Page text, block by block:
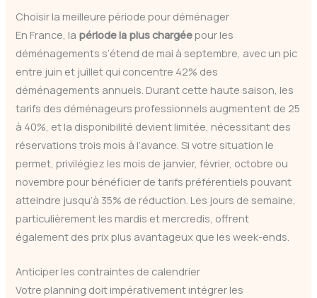
Choisir la meilleure période pour déménager
En France, la période la plus chargéepour les
déménagements s’étend de mai à septembre, avec un pic
entre juin et juillet qui concentre 42% des
déménagements annuels. Durant cette haute saison, les
tarifs des déménageurs professionnels augmentent de 25
à 40%, et la disponibilité devient limitée, nécessitant des
réservations trois mois à l’avance. Si votre situation le
permet, privilégiez les mois de janvier, février, octobre ou
novembre pour bénéficier de tarifs préférentiels pouvant
atteindre jusqu’à 35% de réduction. Les jours de semaine,
particulièrement les mardis et mercredis, offrent
également des prix plus avantageux que les week-ends.
Anticiper les contraintes de calendrier
Votre planning doit impérativement intégrer les